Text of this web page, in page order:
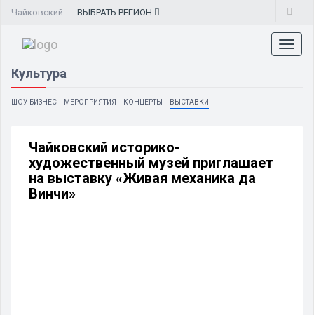
Чайковский ВЫБРАТЬ РЕГИОН
Культура
ШОУ-БИЗНЕС МЕРОПРИЯТИЯ КОНЦЕРТЫ ВЫСТАВКИ
Чайковский историко-
художественный музей приглашает
на выставку «Живая механика да
Винчи»